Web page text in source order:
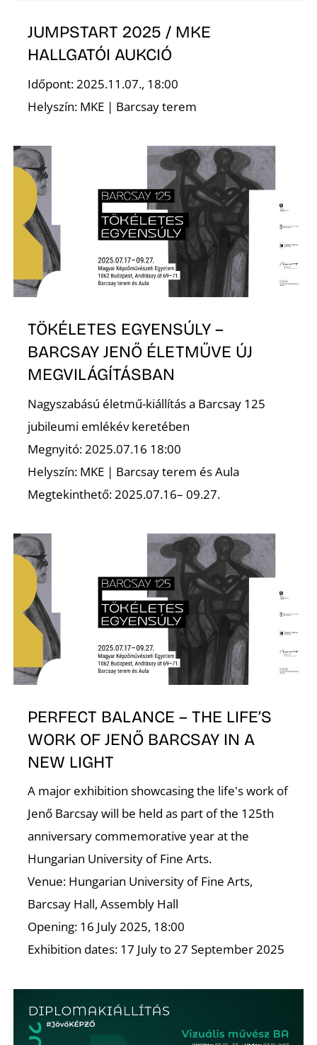
JUMPSTART 2025 / MKE
HALLGATÓI AUKCIÓ
Időpont: 2025.11.07., 18:00
Helyszín: MKE | Barcsay terem
TÖKÉLETES EGYENSÚLY –
BARCSAY JENŐ ÉLETMŰVE ÚJ
MEGVILÁGÍTÁSBAN
Nagyszabású életmű-kiállítás a Barcsay 125
jubileumi emlékév keretében
Megnyitó: 2025.07.16 18:00
Helyszín: MKE | Barcsay terem és Aula
Megtekinthető: 2025.07.16– 09.27.
PERFECT BALANCE – THE LIFE’S
WORK OF JENŐ BARCSAY IN A
NEW LIGHT
A major exhibition showcasing the life's work of
Jenő Barcsay will be held as part of the 125th
anniversary commemorative year at the
Hungarian University of Fine Arts.
Venue: Hungarian University of Fine Arts,
Barcsay Hall, Assembly Hall
Opening: 16 July 2025, 18:00
Exhibition dates: 17 July to 27 September 2025